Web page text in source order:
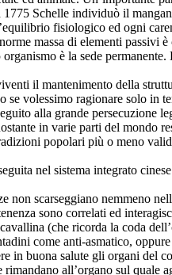
Schelle individuò il
fisiologico ed ogni
massa di elementi
è la sede
il mantenimento della
se volessimo ragionare solo
alla grande
in varie parti del mondo
popolari più o meno
nel sistema integrato
non scarseggiano nemmeno
sono correlati ed
(che ricorda la coda
come anti-asmatico,
in buona salute gli organi del
all’organo sul quale